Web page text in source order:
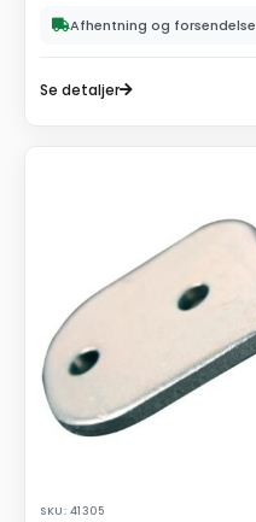
Afhentning og forsendelse
Se detaljer
SKU: 41305